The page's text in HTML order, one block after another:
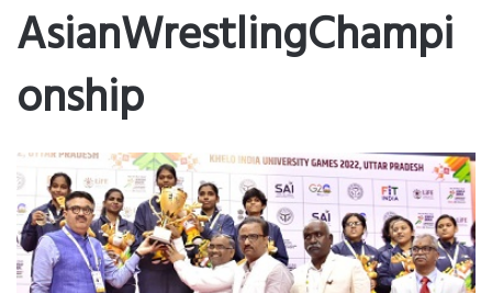
AsianWrestlingChampi
onship